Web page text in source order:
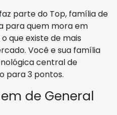
faz parte do Top, família de
para quem mora em
que existe de mais
Você e sua família
central de
para 3 pontos.
de General